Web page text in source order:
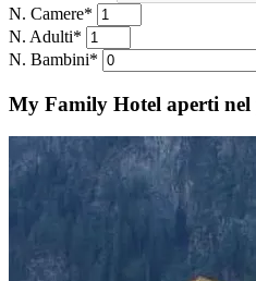
N. Camere*
N. Adulti*
N. Bambini*
My Family Hotel aperti nel